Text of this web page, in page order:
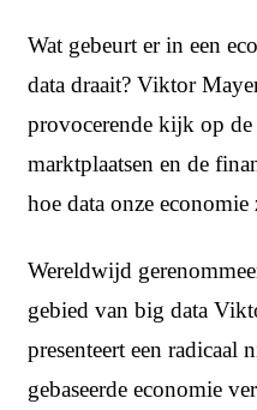
Wat gebeurt er in een
data draait? Viktor
provocerende kijk op
marktplaatsen en de
hoe data onze economie
Wereldwijd
gebied van big data
presenteert een radicaal
gebaseerde economie